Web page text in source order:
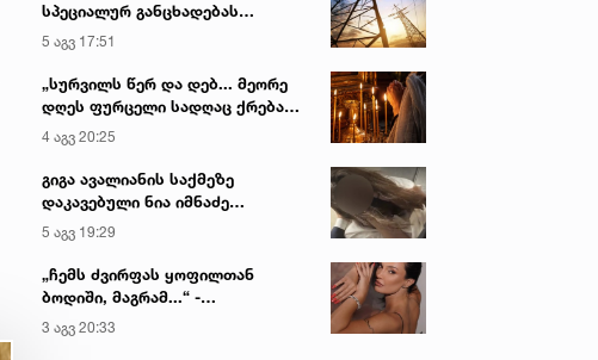
სპეციალურ განცხადებას
ავრცელებს
5 აგვ 17:51
„სურვილს წერ და დებ... მეორე
დღეს ფურცელი სადღაც ქრება
და სურვილი სრულდება...“ -
სასწაულმოქმედი ტაძარი შიდა
ქართლში
4 აგვ 20:25
გიგა ავალიანის საქმეზე
დაკავებული ნია იმნაძე
კლინიკაში გადაჰყავთ
5 აგვ 19:29
„ჩემს ძვირფას ყოფილთან
ბოდიში, მაგრამ...“ -
ალექსანდრა პაიჭაძის
გულწრფელი აღიარება
3 აგვ 20:33